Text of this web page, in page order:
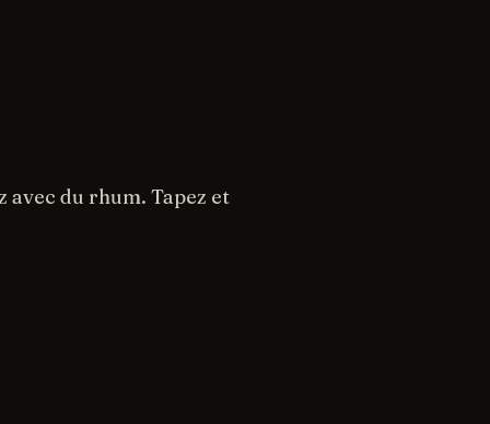
du rhum. Tapez et